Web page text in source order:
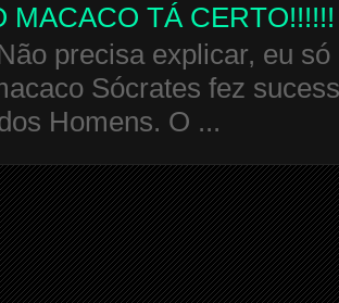
MACACO TÁ CERTO!!!!!!
precisa explicar, eu
Sócrates fez
Homens. O ...